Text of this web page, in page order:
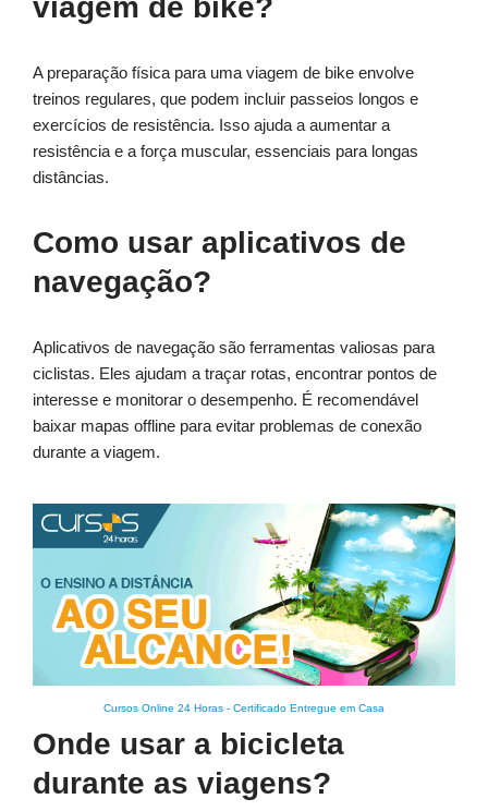
viagem de bike?
A preparação física para uma viagem de bike envolve
treinos regulares, que podem incluir passeios longos e
exercícios de resistência. Isso ajuda a aumentar a
resistência e a força muscular, essenciais para longas
distâncias.
Como usar aplicativos de
navegação?
Aplicativos de navegação são ferramentas valiosas para
ciclistas. Eles ajudam a traçar rotas, encontrar pontos de
interesse e monitorar o desempenho. É recomendável
baixar mapas offline para evitar problemas de conexão
durante a viagem.
Cursos Online 24 Horas - Certificado Entregue em Casa
Onde usar a bicicleta
durante as viagens?